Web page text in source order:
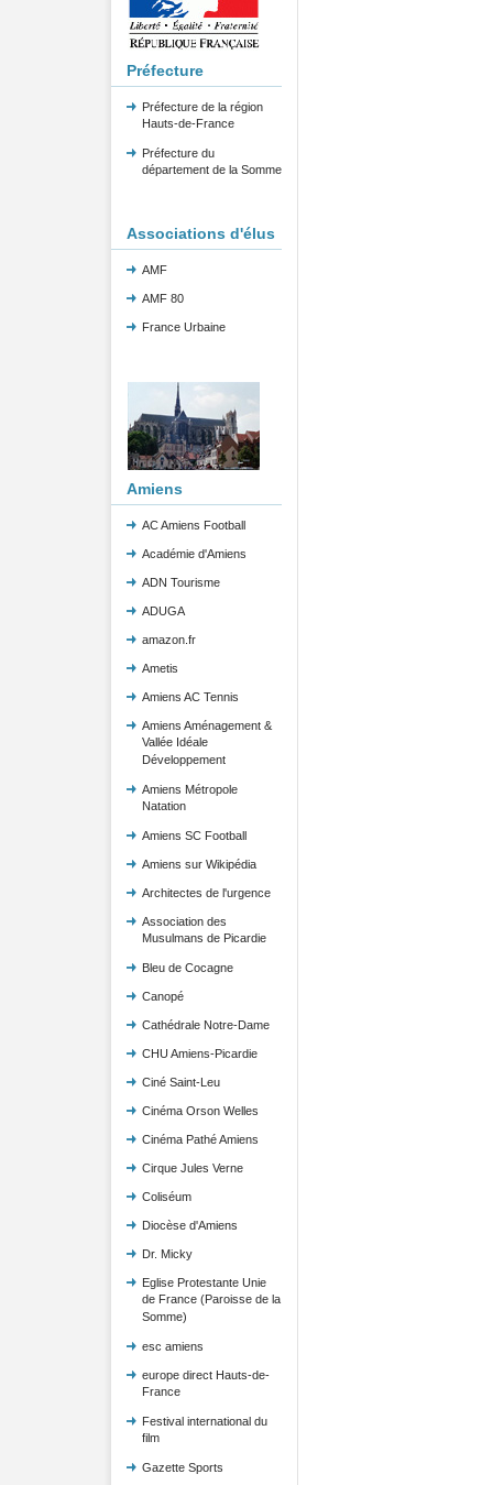
Préfecture
Préfecture de la région
Hauts-de-France
Préfecture du
département de la Somme
Associations d'élus
AMF
AMF 80
France Urbaine
Amiens
AC Amiens Football
Académie d'Amiens
ADN Tourisme
ADUGA
amazon.fr
Ametis
Amiens AC Tennis
Amiens Aménagement &
Vallée Idéale
Développement
Amiens Métropole
Natation
Amiens SC Football
Amiens sur Wikipédia
Architectes de l'urgence
Association des
Musulmans de Picardie
Bleu de Cocagne
Canopé
Cathédrale Notre-Dame
CHU Amiens-Picardie
Ciné Saint-Leu
Cinéma Orson Welles
Cinéma Pathé Amiens
Cirque Jules Verne
Coliséum
Diocèse d'Amiens
Dr. Micky
Eglise Protestante Unie
de France (Paroisse de la
Somme)
esc amiens
europe direct Hauts-de-
France
Festival international du
film
Gazette Sports